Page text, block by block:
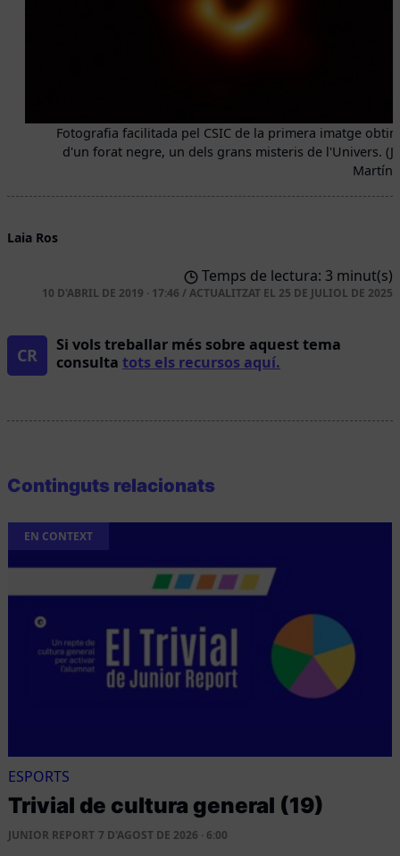
Fotografia facilitada pel CSIC de la primera imatge
d'un forat negre, un dels grans misteris de l'Univers.
Martín /
Laia Ros
Temps de lectura: 3 minut(s)
10 D'ABRIL DE 2019 · 17:46 /ACTUALITZAT EL 25 DE JULIOL DE 2025
CR
Si vols treballar més sobre aquest tema
consulta tots els recursos aquí.
Continguts relacionats
EN CONTEXT
ESPORTS
Trivial de cultura general (19)
JUNIOR REPORT 7 D'AGOST DE 2026 · 6:00